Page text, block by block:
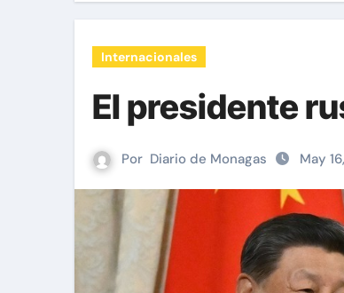
Internacionales
El presidente
Por Diario de Monagas May